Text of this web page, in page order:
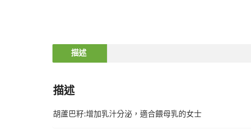
描述
描述
胡蘆巴籽:增加乳汁分泌，適合餵母乳的女士